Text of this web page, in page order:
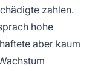
zahlen.
hohe
aber kaum